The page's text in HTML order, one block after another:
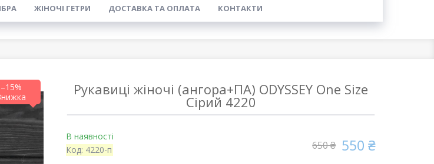
ЖІНОЧІ ГЕТРИ ДОСТАВКА ТА ОПЛАТА КОНТАКТИ
–15% Рукавиці жіночі (ангора+ПА) ODYSSEY One Size
Сірий 4220
В наявності
Код: 4220-п 650 ₴ 550 ₴